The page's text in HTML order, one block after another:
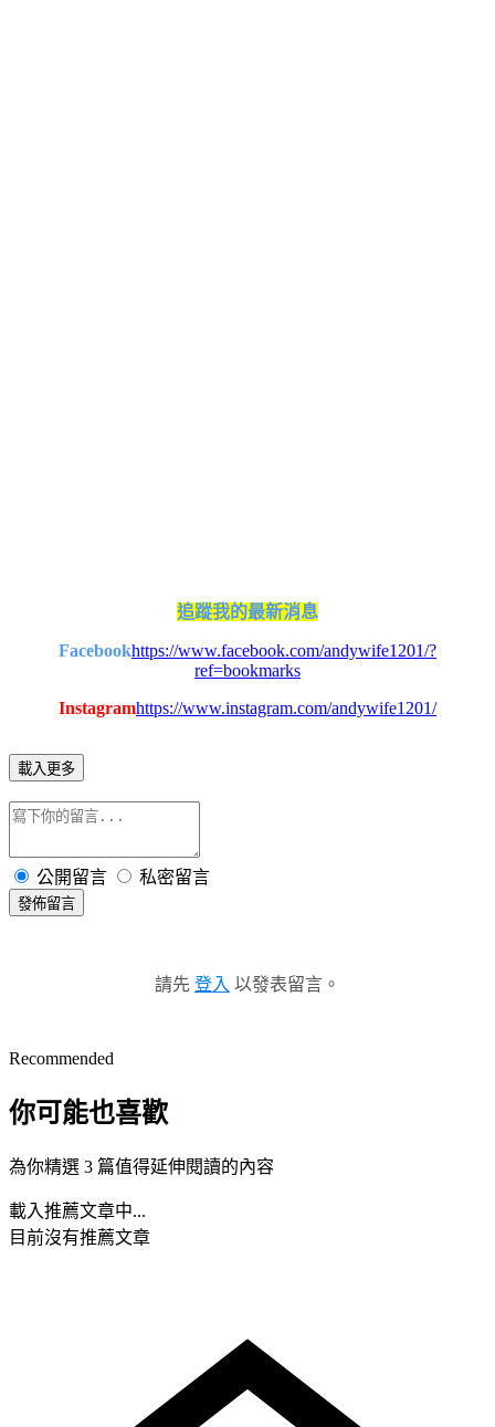
追蹤我的最新消息
Facebookhttps://www.facebook.com/andywife1201/?
ref=bookmarks
Instagramhttps://www.instagram.com/andywife1201/
載入更多
公開留言 私密留言
發佈留言
請先 登入 以發表留言。
Recommended
你可能也喜歡
為你精選 3 篇值得延伸閱讀的內容
載入推薦文章中...
目前沒有推薦文章